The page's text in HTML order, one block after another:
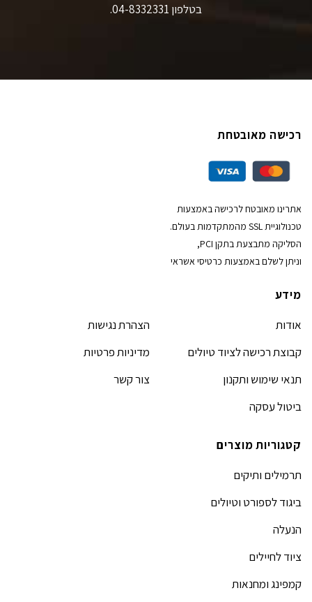
בטלפון 04-8332331.
רכישה מאובטחת
אתרינו מאובטח לרכישה באמצעות
טכנולוגיית SSL מהמתקדמות בעולם.
הסליקה מתבצעת בתקן PCI,
וניתן לשלם באמצעות כרטיסי אשראי
מידע
אודות
קבוצת רכישה לציוד טיולים
תנאי שימוש ותקנון
ביטול עסקה
הצהרת נגישות
מדיניות פרטיות
צור קשר
קטגוריות מוצרים
תרמילים ותיקים
ביגוד לספורט וטיולים
הנעלה
ציוד לחיילים
קמפינג ומחנאות